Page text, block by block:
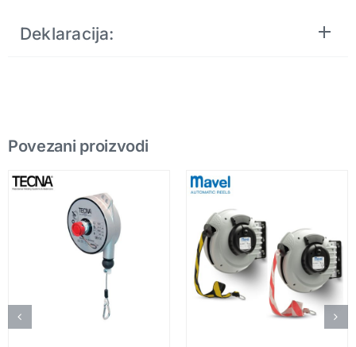
Deklaracija:
Povezani proizvodi